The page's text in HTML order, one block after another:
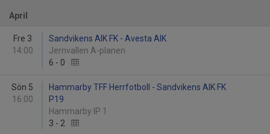
April
Fre 3
14:00
Sandvikens AIK FK - Avesta AIK
Jernvallen A-planen
6 - 0
Sön 5
16:00
Hammarby TFF Herrfotboll - Sandvikens AIK FK
P19
Hammarby IP 1
3 - 2